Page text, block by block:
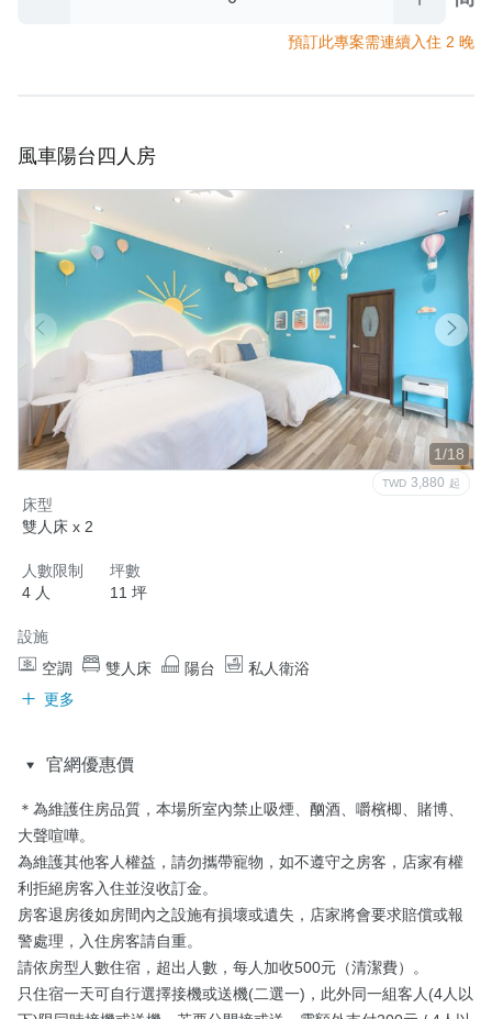
預訂此專案需連續入住 2 晚
風車陽台四人房
1/18
TWD 3,880 起
床型
雙人床 x 2
人數限制
4 人
坪數
11 坪
設施
空調
雙人床 陽台
私人衛浴
更多
官網優惠價
＊為維護住房品質，本場所室內禁止吸煙、酗酒、嚼檳楖、賭博、
大聲喧嘩。
為維護其他客人權益，請勿攜帶寵物，如不遵守之房客，店家有權
利拒絕房客入住並沒收訂金。
房客退房後如房間內之設施有損壞或遺失，店家將會要求賠償或報
警處理，入住房客請自重。
請依房型人數住宿，超出人數，每人加收500元（清潔費）。
只住宿一天可自行選擇接機或送機(二選一)，此外同一組客人(4人以